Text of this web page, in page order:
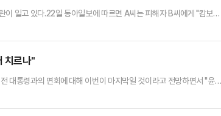
일고 있다.22일 동아일보에 따르면 A씨는 피해자 B씨에게 "캄보디
목표액을 채우지 못한 날에는 욕설과 폭행을 당하기도 했다.조사 결
치르나"
대통령과의 면회에 대해 이번이 마지막일 것이라고 전망하면서 "윤
에서는 이번이 마지막인 것 같다"고 답했다.그는 "면회와 관련해서 매